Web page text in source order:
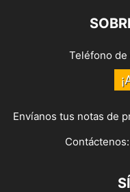
Teléfono
Envíanos tus notas de
Contáctenos: